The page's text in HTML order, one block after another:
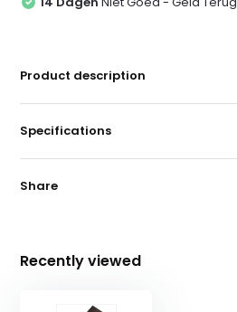
Product description
Specifications
Share
Recently viewed